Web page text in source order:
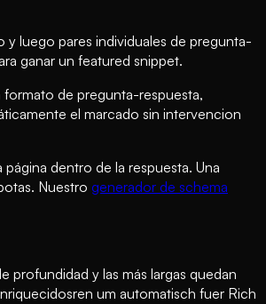
luego pares individuales de pregunta-
ganar un featured snippet.
de pregunta-respuesta,
el marcado sin intervencion
dentro de la respuesta. Una
Nuestro generador de schema
profundidad y las más largas quedan
um automatisch fuer Rich